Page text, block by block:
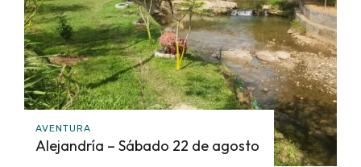
AVENTURA
Alejandría – Sábado 22 de agosto